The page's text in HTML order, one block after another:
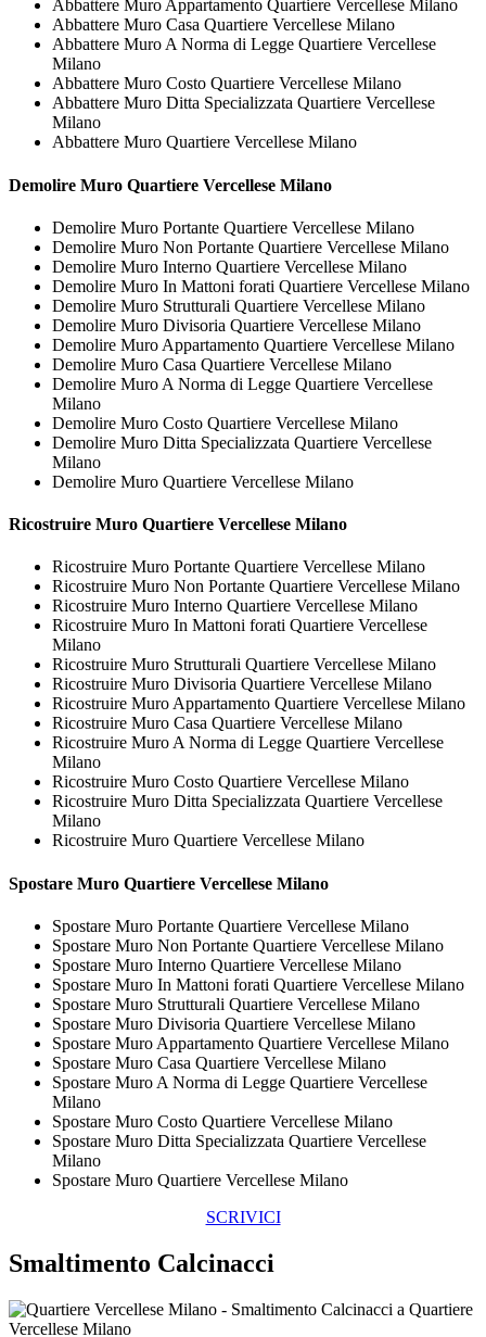
Abbattere Muro Appartamento Quartiere Vercellese Milano
Abbattere Muro Casa Quartiere Vercellese Milano
Abbattere Muro A Norma di Legge Quartiere Vercellese
Milano
Abbattere Muro Costo Quartiere Vercellese Milano
Abbattere Muro Ditta Specializzata Quartiere Vercellese
Milano
Abbattere Muro Quartiere Vercellese Milano
Demolire Muro Quartiere Vercellese Milano
Demolire Muro Portante Quartiere Vercellese Milano
Demolire Muro Non Portante Quartiere Vercellese Milano
Demolire Muro Interno Quartiere Vercellese Milano
Demolire Muro In Mattoni forati Quartiere Vercellese Milano
Demolire Muro Strutturali Quartiere Vercellese Milano
Demolire Muro Divisoria Quartiere Vercellese Milano
Demolire Muro Appartamento Quartiere Vercellese Milano
Demolire Muro Casa Quartiere Vercellese Milano
Demolire Muro A Norma di Legge Quartiere Vercellese
Milano
Demolire Muro Costo Quartiere Vercellese Milano
Demolire Muro Ditta Specializzata Quartiere Vercellese
Milano
Demolire Muro Quartiere Vercellese Milano
Ricostruire Muro Quartiere Vercellese Milano
Ricostruire Muro Portante Quartiere Vercellese Milano
Ricostruire Muro Non Portante Quartiere Vercellese Milano
Ricostruire Muro Interno Quartiere Vercellese Milano
Ricostruire Muro In Mattoni forati Quartiere Vercellese
Milano
Ricostruire Muro Strutturali Quartiere Vercellese Milano
Ricostruire Muro Divisoria Quartiere Vercellese Milano
Ricostruire Muro Appartamento Quartiere Vercellese Milano
Ricostruire Muro Casa Quartiere Vercellese Milano
Ricostruire Muro A Norma di Legge Quartiere Vercellese
Milano
Ricostruire Muro Costo Quartiere Vercellese Milano
Ricostruire Muro Ditta Specializzata Quartiere Vercellese
Milano
Ricostruire Muro Quartiere Vercellese Milano
Spostare Muro Quartiere Vercellese Milano
Spostare Muro Portante Quartiere Vercellese Milano
Spostare Muro Non Portante Quartiere Vercellese Milano
Spostare Muro Interno Quartiere Vercellese Milano
Spostare Muro In Mattoni forati Quartiere Vercellese Milano
Spostare Muro Strutturali Quartiere Vercellese Milano
Spostare Muro Divisoria Quartiere Vercellese Milano
Spostare Muro Appartamento Quartiere Vercellese Milano
Spostare Muro Casa Quartiere Vercellese Milano
Spostare Muro A Norma di Legge Quartiere Vercellese
Milano
Spostare Muro Costo Quartiere Vercellese Milano
Spostare Muro Ditta Specializzata Quartiere Vercellese
Milano
Spostare Muro Quartiere Vercellese Milano
SCRIVICI
Smaltimento Calcinacci